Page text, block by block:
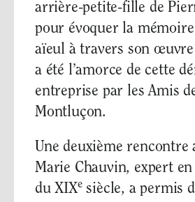
arrière-petite-fille de
pour évoquer la
aïeul à travers son
a été l’amorce de cette
entreprise par les Amis
Montluçon.
Une deuxième rencontre
Marie Chauvin, expert
du XIXesiècle, a permis